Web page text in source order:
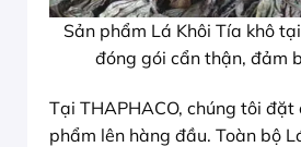
Sản phẩm Lá Khôi Tía khô
đóng gói cẩn thận, đảm
Tại THAPHACO, chúng tôi
phẩm lên hàng đầu. Toàn bộ